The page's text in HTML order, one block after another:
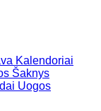
Kalendoriai
Šaknys
Uogos